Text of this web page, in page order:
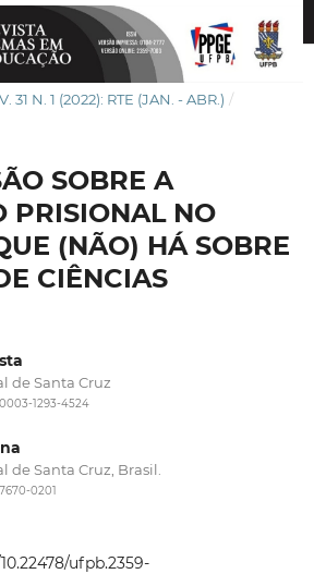
V. 31 N. 1 (2022): RTE (JAN. - ABR.) /
SOBRE A
PRISIONAL NO
(NÃO) HÁ SOBRE
CIÊNCIAS
de Santa Cruz
1293-4524
de Santa Cruz, Brasil.
0201
ufpb.2359-